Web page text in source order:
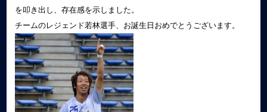
を叩き出し、存在感を示しました。
チームのレジェンド若林選手、お誕生日おめでとうございます。